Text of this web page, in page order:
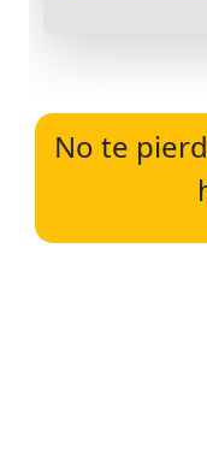
No te